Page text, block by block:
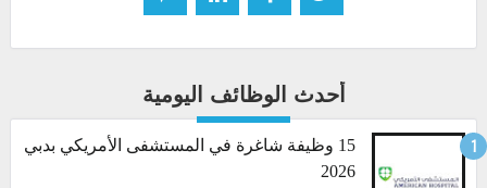
أحدث الوظائف اليومية
15 وظيفة شاغرة في المستشفى الأمريكي بدبي
2026